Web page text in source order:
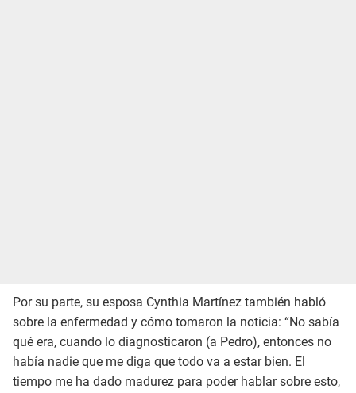
Por su parte, su esposa Cynthia Martínez también habló
sobre la enfermedad y cómo tomaron la noticia: “No sabía
qué era, cuando lo diagnosticaron (a Pedro), entonces no
había nadie que me diga que todo va a estar bien. El
tiempo me ha dado madurez para poder hablar sobre esto,